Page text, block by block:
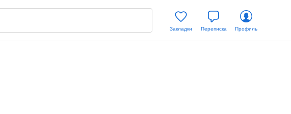
Закладки Переписка Профиль